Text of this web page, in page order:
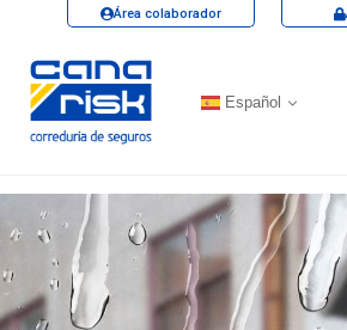
Área colaborador
Español